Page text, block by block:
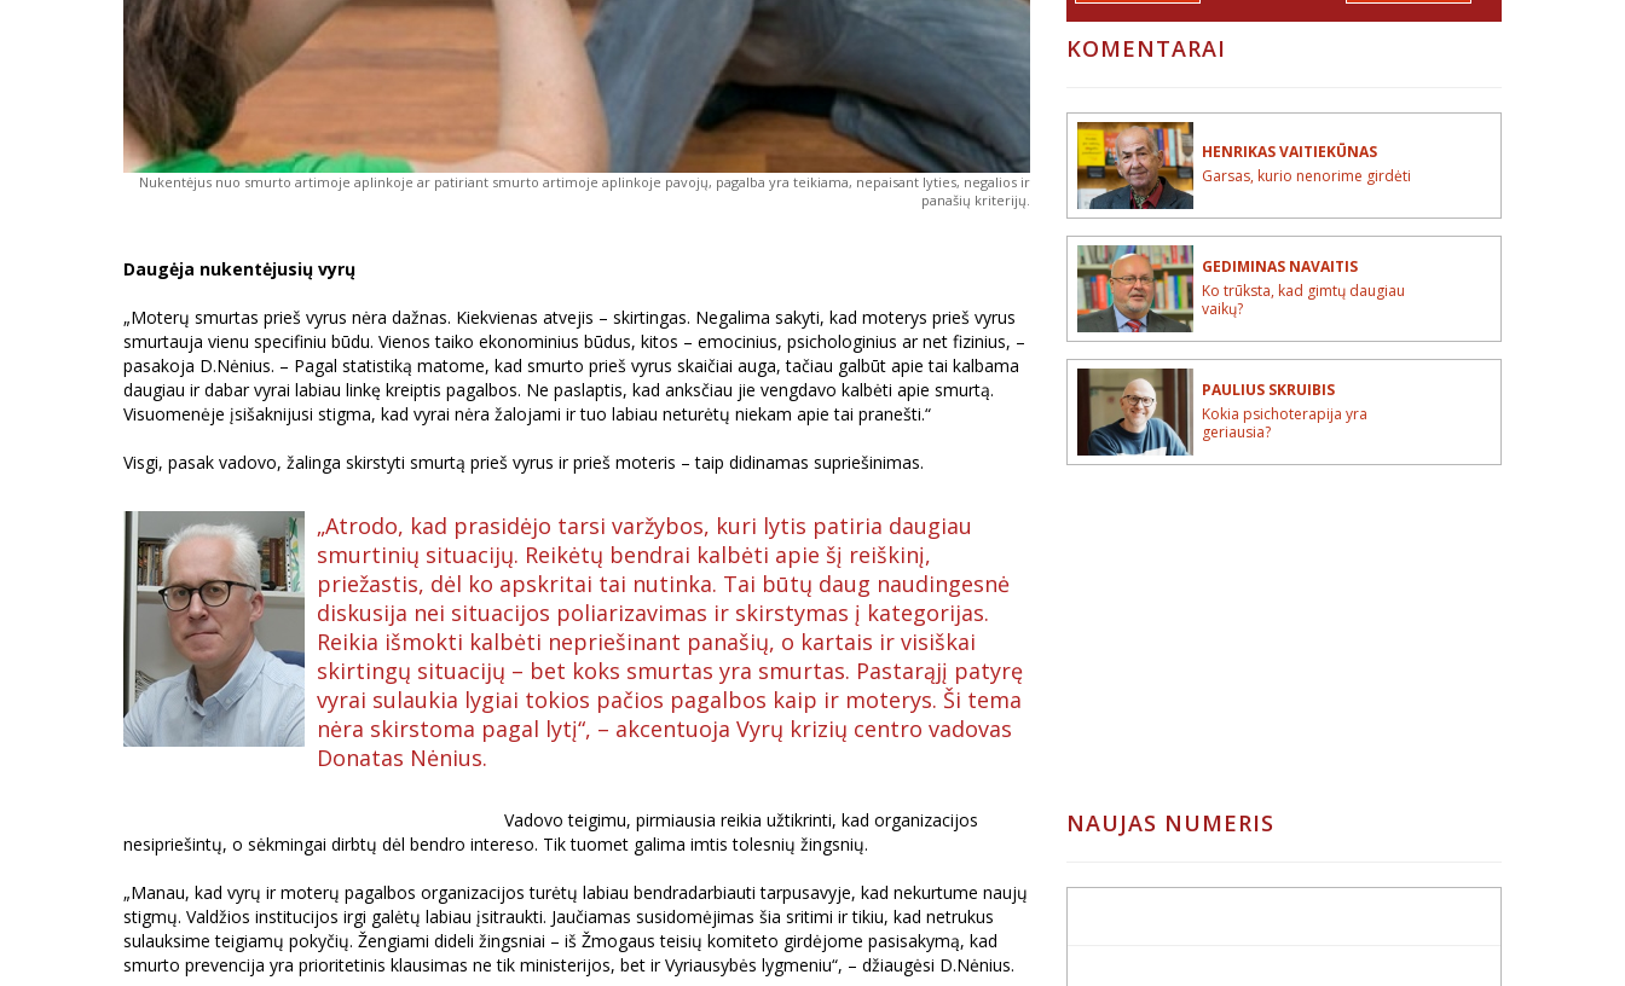
Nukentėjus nuo smurto artimoje aplinkoje ar patiriant smurto artimoje aplinkoje pavojų, pagalba yra teikiama, nepaisant lyties, negalios ir
panašių kriterijų.
Daugėja nukentėjusių vyrų
„Moterų smurtas prieš vyrus nėra dažnas. Kiekvienas atvejis – skirtingas. Negalima sakyti, kad moterys prieš vyrus
smurtauja vienu specifiniu būdu. Vienos taiko ekonominius būdus, kitos – emocinius, psichologinius ar net fizinius, –
pasakoja D.Nėnius. – Pagal statistiką matome, kad smurto prieš vyrus skaičiai auga, tačiau galbūt apie tai kalbama
daugiau ir dabar vyrai labiau linkę kreiptis pagalbos. Ne paslaptis, kad anksčiau jie vengdavo kalbėti apie smurtą.
Visuomenėje įsišaknijusi stigma, kad vyrai nėra žalojami ir tuo labiau neturėtų niekam apie tai pranešti.“
Visgi, pasak vadovo, žalinga skirstyti smurtą prieš vyrus ir prieš moteris – taip didinamas supriešinimas.
„Atrodo, kad prasidėjo tarsi varžybos, kuri lytis patiria daugiau
smurtinių situacijų. Reikėtų bendrai kalbėti apie šį reiškinį,
priežastis, dėl ko apskritai tai nutinka. Tai būtų daug naudingesnė
diskusija nei situacijos poliarizavimas ir skirstymas į kategorijas.
Reikia išmokti kalbėti nepriešinant panašių, o kartais ir visiškai
skirtingų situacijų – bet koks smurtas yra smurtas. Pastarąjį patyrę
vyrai sulaukia lygiai tokios pačios pagalbos kaip ir moterys. Ši tema
nėra skirstoma pagal lytį“, – akcentuoja Vyrų krizių centro vadovas
Donatas Nėnius.
Vadovo teigimu, pirmiausia reikia užtikrinti, kad organizacijos
nesipriešintų, o sėkmingai dirbtų dėl bendro intereso. Tik tuomet galima imtis tolesnių žingsnių.
„Manau, kad vyrų ir moterų pagalbos organizacijos turėtų labiau bendradarbiauti tarpusavyje, kad nekurtume naujų
stigmų. Valdžios institucijos irgi galėtų labiau įsitraukti. Jaučiamas susidomėjimas šia sritimi ir tikiu, kad netrukus
sulauksime teigiamų pokyčių. Žengiami dideli žingsniai – iš Žmogaus teisių komiteto girdėjome pasisakymą, kad
smurto prevencija yra prioritetinis klausimas ne tik ministerijos, bet ir Vyriausybės lygmeniu“, – džiaugėsi D.Nėnius.
KOMENTARAI
HENRIKAS VAITIEKŪNAS
Garsas, kurio nenorime girdėti
GEDIMINAS NAVAITIS
Ko trūksta, kad gimtų daugiau
vaikų?
PAULIUS SKRUIBIS
Kokia psichoterapija yra
geriausia?
NAUJAS NUMERIS